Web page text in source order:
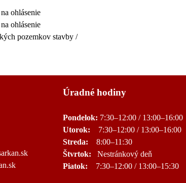
ohlásenie
ohlásenie
pozemkov stavby /
Úradné hodiny
Pondelok: 7:30–12:00 / 13:00–16:00
Utorok:
7:30–12:00 / 13:00–16:00
Streda: 8:00–11:30
Štvrtok: Nestránkový deň
Piatok: 7:30–12:00 / 13:00–15:30